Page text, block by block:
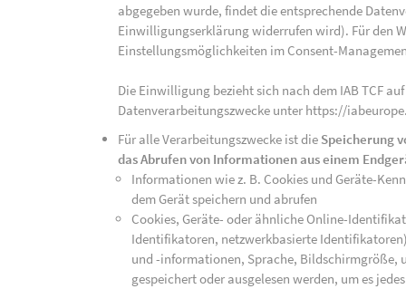
abgegeben wurde, findet die entsprechende
Einwilligungserklärung widerrufen wird). Für den
Einstellungsmöglichkeiten im Consent-
Die Einwilligung bezieht sich nach dem IAB TCF
Datenverarbeitungszwecke unter https://
Für alle Verarbeitungszwecke ist die Speicherung
das Abrufen von Informationen aus einem
Informationen wie z. B. Cookies und Geräte-
dem Gerät speichern und abrufen
Cookies, Geräte- oder ähnliche Online-
Identifikatoren, netzwerkbasierte
und -informationen, Sprache, Bildschirmgröße,
gespeichert oder ausgelesen werden, um es